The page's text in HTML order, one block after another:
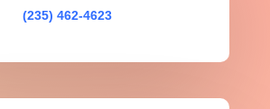
(235) 462-4623